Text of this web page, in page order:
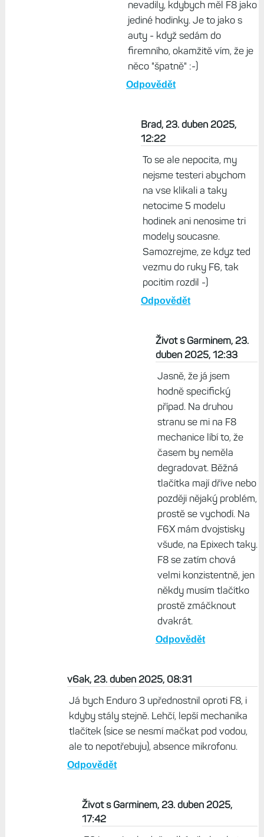
Já hodinky testuju, takže min.
100× denně... dotyk
nepoužívám nikdy. A když
člověk střídá Endura 3, FR
965, F8, I3S atd., klidně
všechny v rámci jednoho dne,
jednoznačně - pro mě -
nejhorší. Asi by mi tak
jediné hodinky. Je to jako s
auty - když sedám do
firemního, okamžitě vím, že je
Odpovědět
Brad, 23. duben 2025,
12:22
To se ale nepocita, my
na vse klikali a taky
netocime 5 modelu
modely soucasne.
Samozrejme, ze kdyz ted
vezmu do ruky F6, tak
Odpovědět
Život s Garminem, 23.
duben 2025, 12:33
Jasně, že já jsem
hodně specifický
případ. Na druhou
stranu se mi na F8
mechanice líbí to, že
časem by neměla
degradovat. Běžná
později nějaký problém,
F6X mám dvojstisky
F8 se zatím chová
velmi konzistentně, jen
někdy musím tlačítko
prostě zmáčknout
v6ak, 23. duben 2025, 08:31